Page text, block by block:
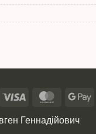
Геннадійович